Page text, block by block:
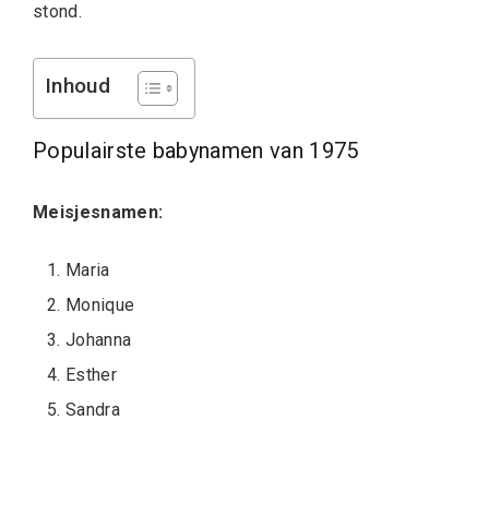
stond.
Inhoud
Populairste babynamen van 1975
Meisjesnamen:
Maria
Monique
Johanna
Esther
Sandra